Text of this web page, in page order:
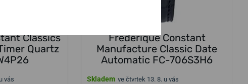
Classics
Quartz
vás
Frederique Constant
Manufacture Classic Date
Automatic FC-706S3H6
Skladem ve čtvrtek 13. 8. u vás